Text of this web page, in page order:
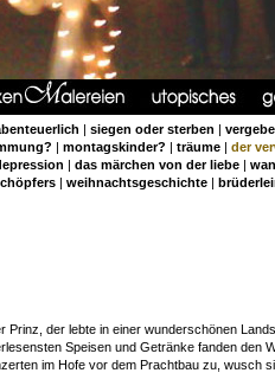
|siegen oder sterben |
|montagskinder? |träume |der
|das märchen von der liebe |
|weihnachtsgeschichte |
Prinz, der lebte in einer wunderschönen
Speisen und Getränke fanden den
im Hofe vor dem Prachtbau zu, wusch